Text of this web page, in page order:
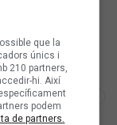
que la
únics i
210 partners,
hi. Així
podem
de partners.